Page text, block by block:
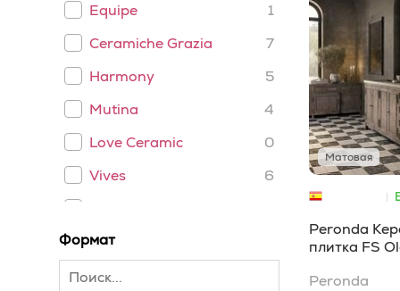
Equipe
1
Ceramiche Grazia
7
Harmony
5
Mutina
4
Love Ceramic
0
Vives
6
Petracers
Sicis
Формат
Матовая
Peronda
плитка FS
Peronda